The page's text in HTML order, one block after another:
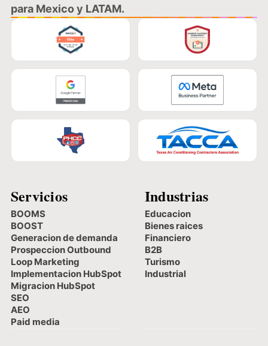
para Mexico y LATAM.
Servicios
BOOMS
BOOST
Generacion de demanda
Prospeccion Outbound
Loop Marketing
Implementacion HubSpot
Migracion HubSpot
SEO
AEO
Paid media
Industrias
Educacion
Bienes raices
Financiero
B2B
Turismo
Industrial